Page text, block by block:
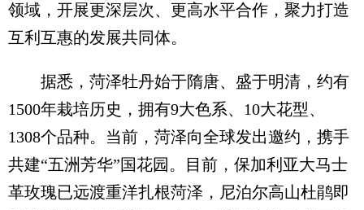
领域，开展更深层次、更高水平合作，聚力打造
互利互惠的发展共同体。
据悉，菏泽牡丹始于隋唐、盛于明清，约有
1500年栽培历史，拥有9大色系、10大花型、
1308个品种。当前，菏泽向全球发出邀约，携手
共建“五洲芳华”国花园。目前，保加利亚大马士
革玫瑰已远渡重洋扎根菏泽，尼泊尔高山杜鹃即